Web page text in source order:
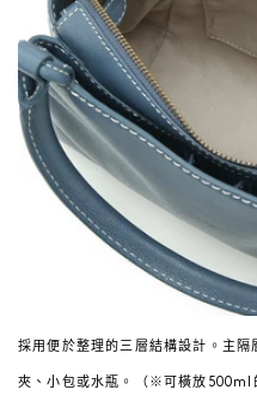
採用便於整理的三層結構設計。主
夾、小包或水瓶。（※可橫放500ml